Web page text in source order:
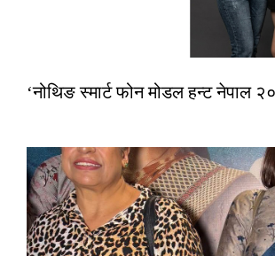
‘नोथिङ स्मार्ट फोन मोडल हन्ट नेपाल